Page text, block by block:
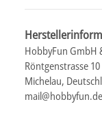
HobbyFun GmbH
Röntgenstrasse 10
Michelau,
mail@hobbyfun.de